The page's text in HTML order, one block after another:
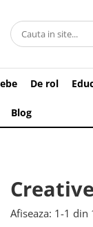
De rol
Blog
Creative
Afiseaza: 1-1 din